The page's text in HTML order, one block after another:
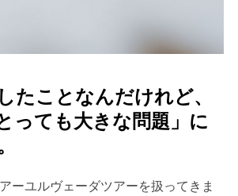
たことなんだけれど、
っても大きな問題」に
ーユルヴェーダツアーを扱ってきま